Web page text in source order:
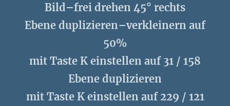
Bild–frei drehen 45° rechts
Ebene duplizieren–verkleinern auf
50%
mit Taste K einstellen auf 31 / 158
Ebene duplizieren
mit Taste K einstellen auf 229 / 121